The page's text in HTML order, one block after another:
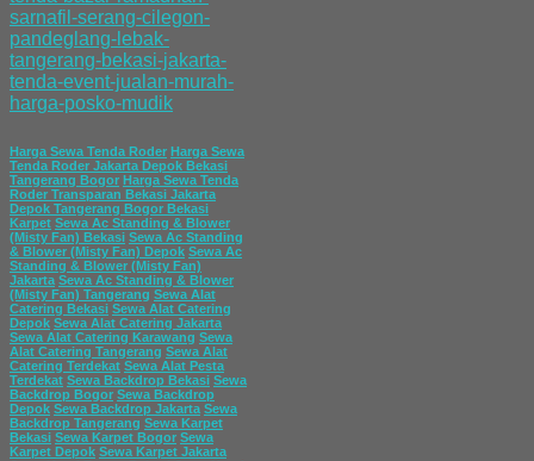
Harga Sewa Tenda Roder Harga Sewa
Tenda Roder Jakarta Depok Bekasi
Tangerang Bogor Harga Sewa Tenda
Roder Transparan Bekasi Jakarta
Depok Tangerang Bogor Bekasi
Karpet Sewa Ac Standing & Blower
(Misty Fan) Bekasi Sewa Ac Standing
& Blower (Misty Fan) Depok Sewa Ac
Standing & Blower (Misty Fan)
Jakarta Sewa Ac Standing & Blower
(Misty Fan) Tangerang Sewa Alat
Catering Bekasi Sewa Alat Catering
Depok Sewa Alat Catering Jakarta
Sewa Alat Catering Karawang Sewa
Alat Catering Tangerang Sewa Alat
Catering Terdekat Sewa Alat Pesta
Terdekat Sewa Backdrop Bekasi Sewa
Backdrop Bogor Sewa Backdrop
Depok Sewa Backdrop Jakarta Sewa
Backdrop Tangerang Sewa Karpet
Bekasi Sewa Karpet Bogor Sewa
Karpet Depok Sewa Karpet Jakarta